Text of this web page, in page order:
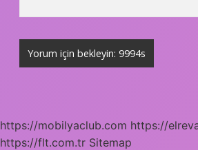
https://mobilyaclub.com https://
https://flt.com.tr Sitemap